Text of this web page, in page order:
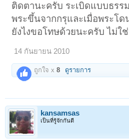
ติดตานะครับ ระเบิดแบบธรร
พระขึ้นจากกรุและเมื่อพระโ
ยังไงขอโทษด้วยนะครับ ไม่ใ
14 กันยายน 2010
ถูกใจ x8 ดูรายการ
kansamsas
เป็นที่รู้จักกันดี